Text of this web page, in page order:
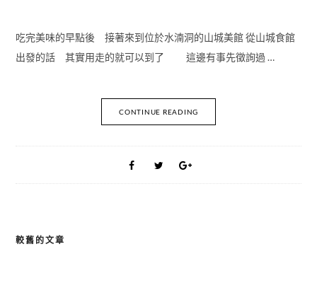
吃完美味的早點後 接著來到位於水湳洞的山城美館 從山城食館
出發的話 其實用走的就可以到了 這邊有事先徵詢過 …
CONTINUE READING
文
較舊的文章